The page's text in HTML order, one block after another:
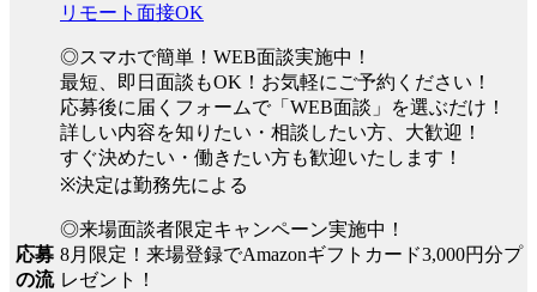
応募
の流
リモート面接OK
◎スマホで簡単！WEB面談実施中！
最短、即日面談もOK！お気軽にご予約ください！
応募後に届くフォームで「WEB面談」を選ぶだけ！
詳しい内容を知りたい・相談したい方、大歓迎！
すぐ決めたい・働きたい方も歓迎いたします！
※決定は勤務先による
◎来場面談者限定キャンペーン実施中！
8月限定！来場登録でAmazonギフトカード3,000円分プ
レゼント！